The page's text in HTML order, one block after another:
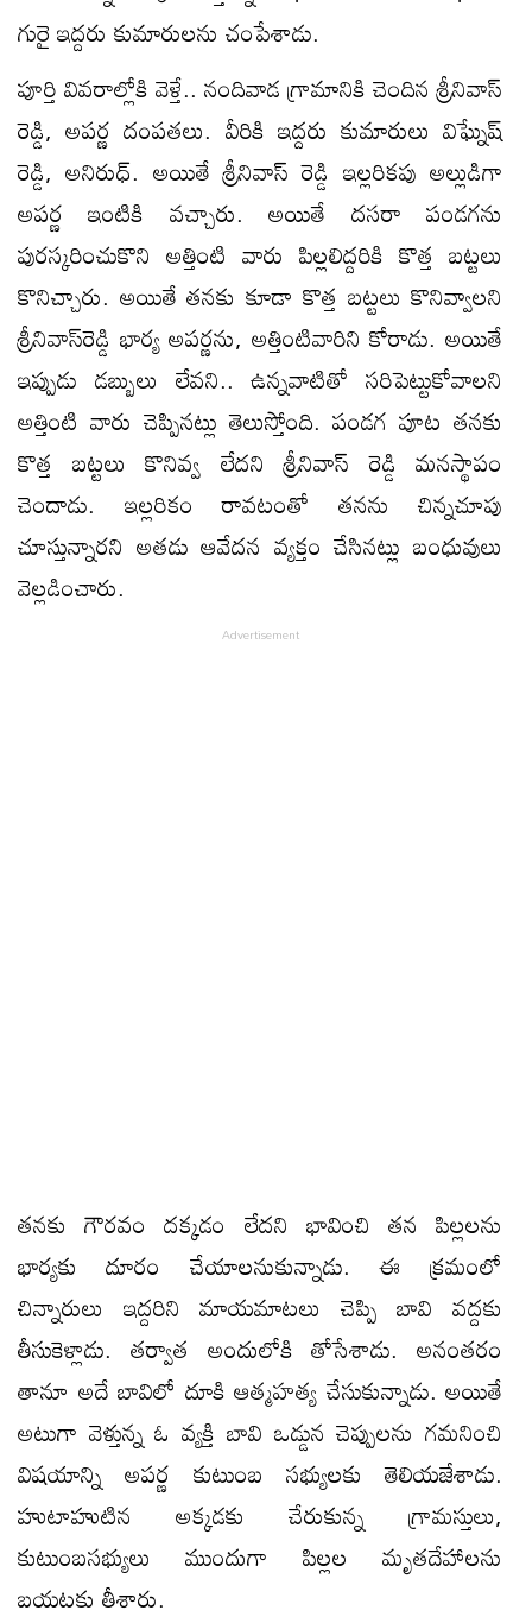
గురై ఇద్దరు కుమారులను చంపేశాడు.
పూర్తి వివరాల్లోకి వెళ్తే.. నందివాడ గ్రామానికి చెందిన శ్రీనివాస్
రెడ్డి, అపర్ణ దంపతలు. వీరికి ఇద్దరు కుమారులు విఘ్నేష్
రెడ్డి, అనిరుధ్. అయితే శ్రీనివాస్ రెడ్డి ఇల్లరికపు అల్లుడిగా
అపర్ణ ఇంటికి వచ్చారు. అయితే దసరా పండగను
పురస్కరించుకొని అత్తింటి వారు పిల్లలిద్దరికి కొత్త బట్టలు
కొనిచ్చారు. అయితే తనకు కూడా కొత్త బట్టలు కొనివ్వాలని
శ్రీనివాస్‌రెడ్డి భార్య అపర్ణను, అత్తింటివారిని కోరాడు. అయితే
ఇప్పుడు డబ్బులు లేవని.. ఉన్నవాటితో సరిపెట్టుకోవాలని
అత్తింటి వారు చెప్పినట్లు తెలుస్తోంది. పండగ పూట తనకు
కొత్త బట్టలు కొనివ్వ లేదని శ్రీనివాస్ రెడ్డి మనస్థాపం
చెందాడు. ఇల్లరికం రావటంతో తనను చిన్నచూపు
చూస్తున్నారని అతడు ఆవేదన వ్యక్తం చేసినట్లు బంధువులు
వెల్లడించారు.
తనకు గౌరవం దక్కడం లేదని భావించి తన పిల్లలను
భార్యకు దూరం చేయాలనుకున్నాడు. ఈ క్రమంలో
చిన్నారులు ఇద్దరిని మాయమాటలు చెప్పి బావి వద్దకు
తీసుకెళ్లాడు. తర్వాత అందులోకి తోసేశాడు. అనంతరం
తానూ అదే బావిలో దూకి ఆత్మహత్య చేసుకున్నాడు. అయితే
అటుగా వెళ్తున్న ఓ వ్యక్తి బావి ఒడ్డున చెప్పులను గమనించి
విషయాన్ని అపర్ణ కుటుంబ సభ్యులకు తెలియజేశాడు.
హుటాహుటిన అక్కడకు చేరుకున్న గ్రామస్తులు,
కుటుంబసభ్యులు ముందుగా పిల్లల మృతదేహాలను
బయటకు తీశారు.